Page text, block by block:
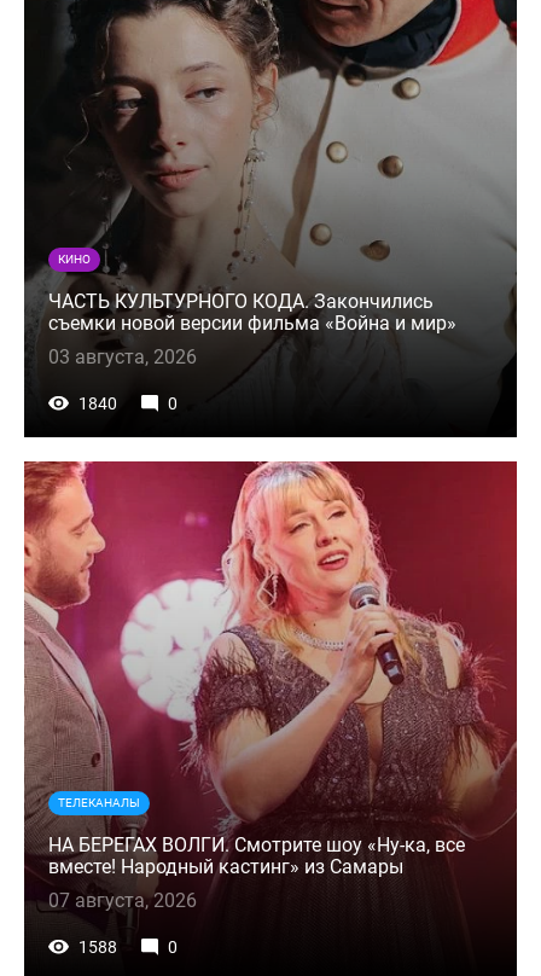
КИНО
ЧАСТЬ КУЛЬТУРНОГО КОДА. Закончились
съемки новой версии фильма «Война и мир»
03 августа, 2026
1840 0
ТЕЛЕКАНАЛЫ
НА БЕРЕГАХ ВОЛГИ. Смотрите шоу «Ну-ка, все
вместе! Народный кастинг» из Самары
07 августа, 2026
1588 0